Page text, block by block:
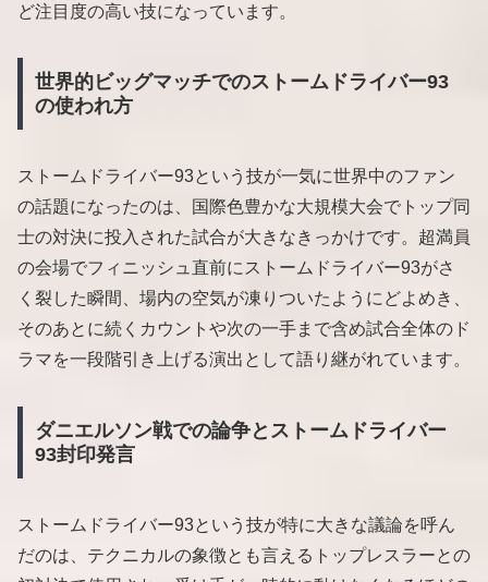
ど注目度の高い技になっています。
世界的ビッグマッチでのストームドライバー93
の使われ方
ストームドライバー93という技が一気に世界中のファン
の話題になったのは、国際色豊かな大規模大会でトップ同
士の対決に投入された試合が大きなきっかけです。超満員
の会場でフィニッシュ直前にストームドライバー93がさ
く裂した瞬間、場内の空気が凍りついたようにどよめき、
そのあとに続くカウントや次の一手まで含め試合全体のド
ラマを一段階引き上げる演出として語り継がれています。
ダニエルソン戦での論争とストームドライバー
93封印発言
ストームドライバー93という技が特に大きな議論を呼ん
だのは、テクニカルの象徴とも言えるトップレスラーとの